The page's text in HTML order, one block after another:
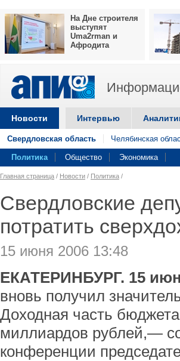
На Дне строителя
выступят
Uma2rman и
Афродита
Новости Интервью
Свердловская область Челябинская
Политика Общество Экономика
Главная страница / Новости / Политика /
Свердловские
потратить
15 июня 2006 13:48
ЕКАТЕРИНБУРГ. 15
вновь получил
Доходная часть
миллиардов рублей,—
конференции